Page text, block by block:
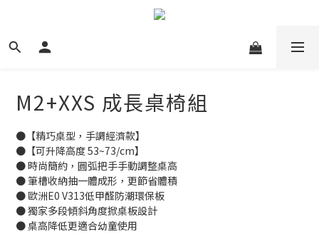
M2+XXS 成長桌椅組
●【精巧桌型，手調經濟款】
●【可升降高度 53~73/cm】
● 時尚簡約，圓弧把手手動調整桌高
● 筆槽收納抽一體成形，更節省體積
● 歐洲E0 V313低甲醛防潮環保板
● 獨家多段傾斜角度掀桌板設計
● 桌高降低更適合幼童使用